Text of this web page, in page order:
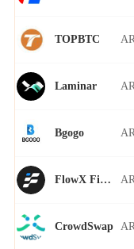
TOPBTC
Laminar
Bgogo
FlowX Finance
CrowdSwap